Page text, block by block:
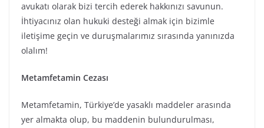
avukatı olarak bizi tercih ederek hakkınızı savunun.
İhtiyacınız olan hukuki desteği almak için bizimle
iletişime geçin ve duruşmalarımız sırasında yanınızda
olalım!
Metamfetamin Cezası
Metamfetamin, Türkiye’de yasaklı maddeler arasında
yer almakta olup, bu maddenin bulundurulması,